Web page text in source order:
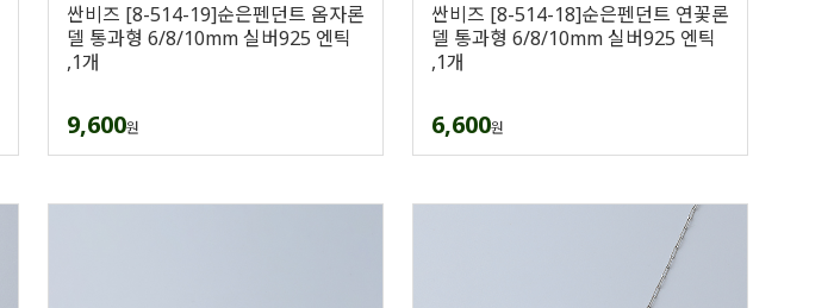
싼비즈 [8-514-19]순은펜던트 옴자론
델 통과형 6/8/10mm 실버925 엔틱
,1개
9,600원
싼비즈 [8-514-18]순은펜던트 연꽃론
델 통과형 6/8/10mm 실버925 엔틱
,1개
6,600원